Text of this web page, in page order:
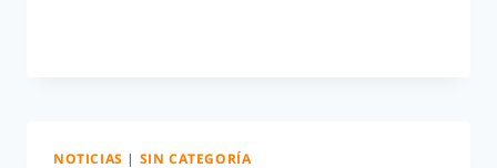
NOTICIAS | SIN CATEGORÍA